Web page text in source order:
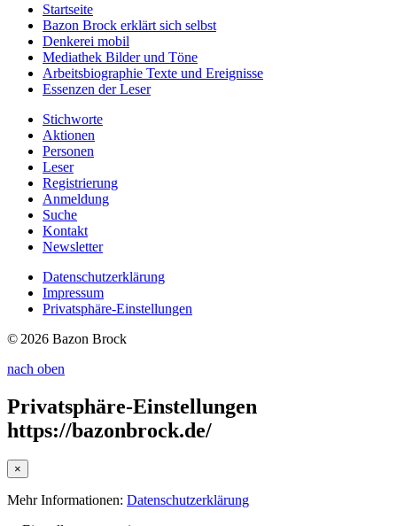
Startseite
Bazon Brock erklärt sich selbst
Denkerei mobil
Mediathek Bilder und Töne
Arbeitsbiographie Texte und Ereignisse
Essenzen der Leser
Stichworte
Aktionen
Personen
Leser
Registrierung
Anmeldung
Suche
Kontakt
Newsletter
Datenschutzerklärung
Impressum
Privatsphäre-Einstellungen
© 2026 Bazon Brock
nach oben
Privatsphäre-Einstellungen
https://bazonbrock.de/
×
Mehr Informationen: Datenschutzerklärung